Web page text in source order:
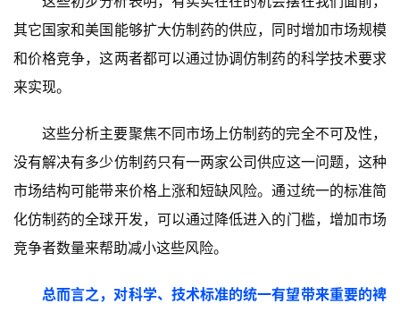
其它国家和美国能够扩大仿制药的供应，同时增加市场规模
和价格竞争，这两者都可以通过协调仿制药的科学技术要求
来实现。
这些分析主要聚焦不同市场上仿制药的完全不可及性，
没有解决有多少仿制药只有一两家公司供应这一问题，这种
市场结构可能带来价格上涨和短缺风险。通过统一的标准简
化仿制药的全球开发，可以通过降低进入的门槛，增加市场
竞争者数量来帮助减小这些风险。
总而言之，对科学、技术标准的统一有望带来重要的裨